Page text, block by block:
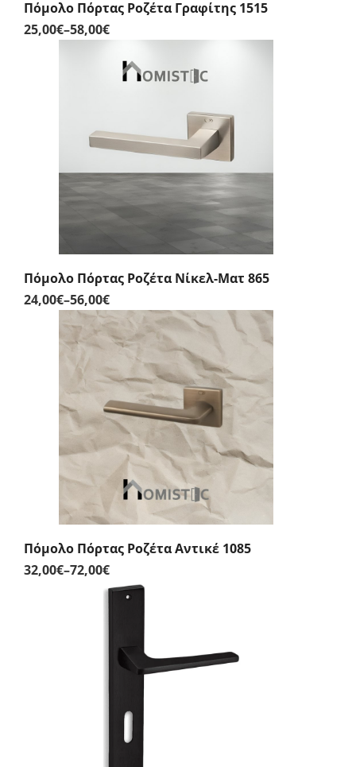
Πόμολο Πόρτας Ροζέτα Γραφίτης 1515
25,00€–58,00€Price
range:
25,00€
Πόμολο Πόρτας Ροζέτα Νίκελ-Ματ 865
24,00€–56,00€Price
range:
24,00€
through
56,00€
Πόμολο Πόρτας Ροζέτα Αντικέ 1085
32,00€–72,00€Price
range:
through
72,00€